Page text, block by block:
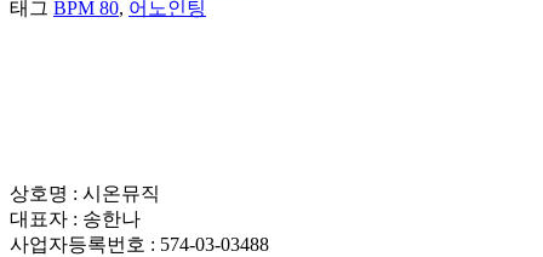
태그 BPM 80, 어노인팅
상호명 : 시온뮤직
대표자 : 송한나
사업자등록번호 : 574-03-03488